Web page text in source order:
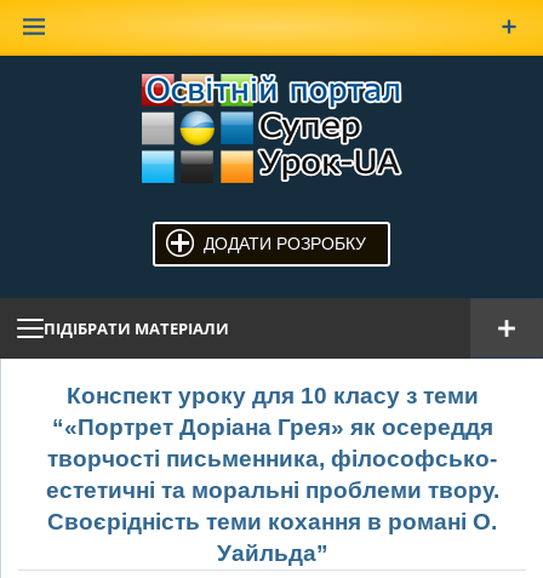
ДОДАТИ РОЗРОБКУ
ПІДІБРАТИ МАТЕРІАЛИ
Конспект уроку для 10 класу з теми
“«Портрет Доріана Грея» як осереддя
творчості письменника, філософсько-
естетичні та моральні проблеми твору.
Своєрідність теми кохання в романі О.
Уайльда”